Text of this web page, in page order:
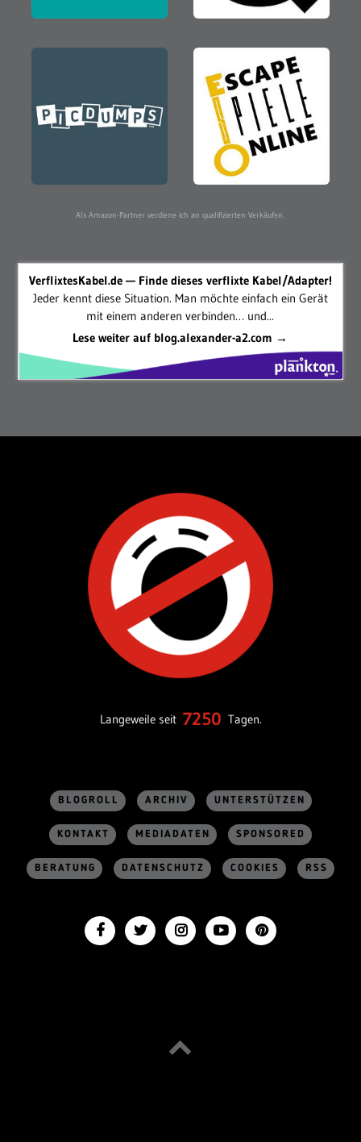
Als Amazon-Partner verdiene ich an qualifizierten Verkäufen.
VerflixtesKabel.de — Finde dieses verflixte Kabel/Adapter!
Jeder kennt diese Situation. Man möchte einfach ein Gerät
mit einem anderen verbinden… und...
Lese weiter auf blog.alexander-a2.com →
Langeweile seit 7250 Tagen.
BLOGROLL ARCHIV UNTERSTÜTZEN
KONTAKT MEDIADATEN SPONSORED
BERATUNG DATENSCHUTZ COOKIES RSS